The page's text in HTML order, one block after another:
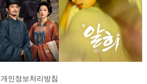
개인정보처리방침